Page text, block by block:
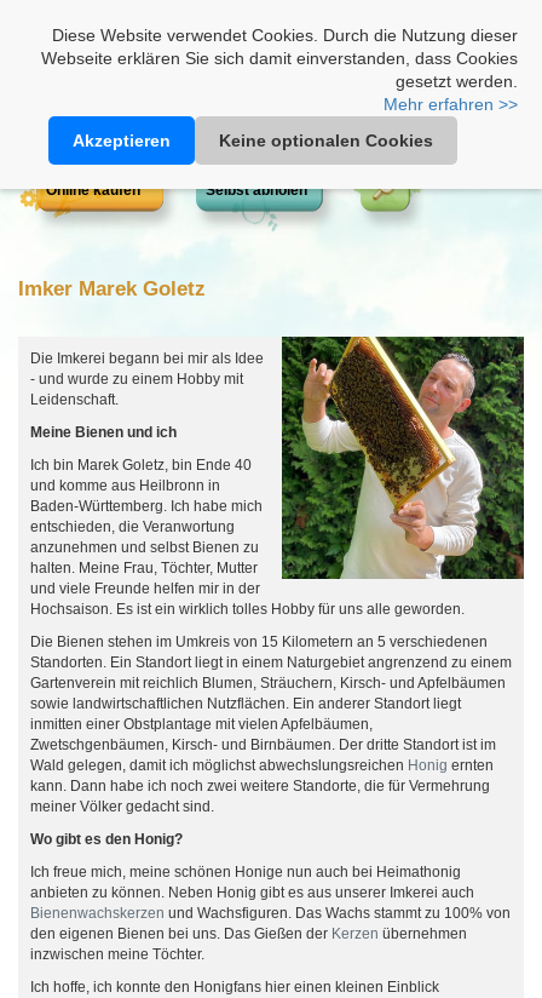
Diese Website verwendet Cookies. Durch die Nutzung dieser
Webseite erklären Sie sich damit einverstanden, dass Cookies
gesetzt werden.
Mehr erfahren >>
Akzeptieren
Keine optionalen Cookies
Online kaufen Selbst abholen
Imker Marek Goletz
Die Imkerei begann bei mir als Idee
- und wurde zu einem Hobby mit
Leidenschaft.
Meine Bienen und ich
Ich bin Marek Goletz, bin Ende 40
und komme aus Heilbronn in
Baden-Württemberg. Ich habe mich
entschieden, die Veranwortung
anzunehmen und selbst Bienen zu
halten. Meine Frau, Töchter, Mutter
und viele Freunde helfen mir in der
Hochsaison. Es ist ein wirklich tolles Hobby für uns alle geworden.
Die Bienen stehen im Umkreis von 15 Kilometern an 5 verschiedenen
Standorten. Ein Standort liegt in einem Naturgebiet angrenzend zu einem
Gartenverein mit reichlich Blumen, Sträuchern, Kirsch- und Apfelbäumen
sowie landwirtschaftlichen Nutzflächen. Ein anderer Standort liegt
inmitten einer Obstplantage mit vielen Apfelbäumen,
Zwetschgenbäumen, Kirsch- und Birnbäumen. Der dritte Standort ist im
Wald gelegen, damit ich möglichst abwechslungsreichen Honig ernten
kann. Dann habe ich noch zwei weitere Standorte, die für Vermehrung
meiner Völker gedacht sind.
Wo gibt es den Honig?
Ich freue mich, meine schönen Honige nun auch bei Heimathonig
anbieten zu können. Neben Honig gibt es aus unserer Imkerei auch
Bienenwachskerzen und Wachsfiguren. Das Wachs stammt zu 100% von
den eigenen Bienen bei uns. Das Gießen der Kerzen übernehmen
inzwischen meine Töchter.
Ich hoffe, ich konnte den Honigfans hier einen kleinen Einblick